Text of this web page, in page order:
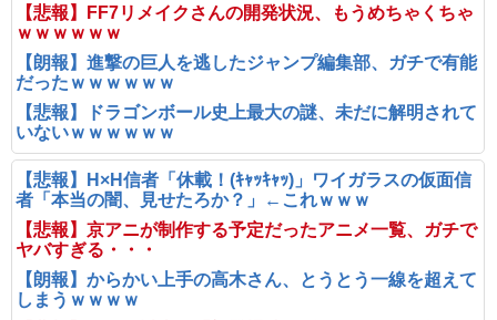
【悲報】FF7リメイクさんの開発状況、もうめちゃくちゃ
ｗｗｗｗｗｗ
【朗報】進撃の巨人を逃したジャンプ編集部、ガチで有能
だったｗｗｗｗｗｗ
【悲報】ドラゴンボール史上最大の謎、未だに解明されて
いないｗｗｗｗｗｗ
【悲報】H×H信者「休載！(ｷｬｯｷｬｯ)」ワイガラスの仮面信
者「本当の闇、見せたろか？」←これｗｗｗ
【悲報】京アニが制作する予定だったアニメ一覧、ガチで
ヤバすぎる・・・
【朗報】からかい上手の高木さん、とうとう一線を超えて
しまうｗｗｗｗ